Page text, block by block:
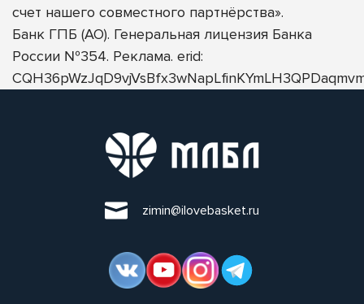
счет нашего совместного партнёрства».
Банк ГПБ (АО). Генеральная лицензия Банка
России №354. Реклама. erid:
zimin@ilovebasket.ru